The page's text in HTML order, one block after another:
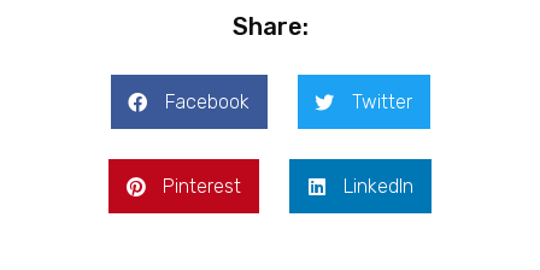
Share:
Facebook Twitter
Pinterest LinkedIn